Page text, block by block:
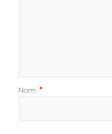
Nom *